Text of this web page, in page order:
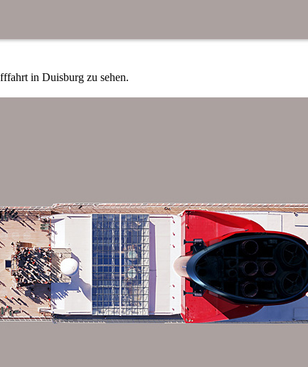
in Duisburg zu sehen.